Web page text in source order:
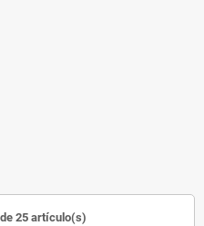
25 artículo(s)